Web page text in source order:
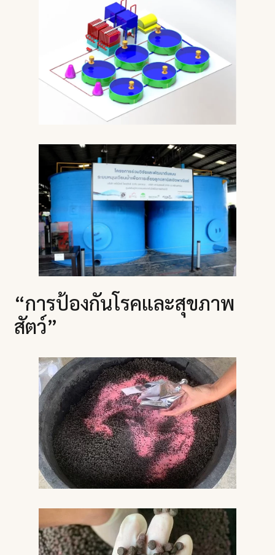
“การป้องกันโรคและสุขภาพ
สัตว์”